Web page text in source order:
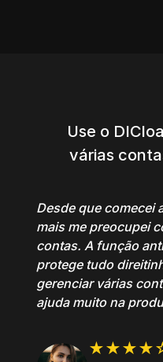
Use o
várias
Desde que comecei
mais me preocupei
contas. A função
protege tudo
gerenciar várias
ajuda muito na